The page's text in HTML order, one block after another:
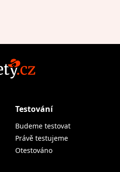
Testování
Budeme testovat
Právě testujeme
Otestováno